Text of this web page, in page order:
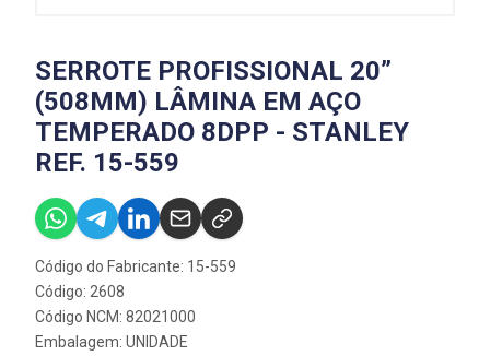
SERROTE PROFISSIONAL 20”
(508MM) LÂMINA EM AÇO
TEMPERADO 8DPP - STANLEY
REF. 15-559
Código do Fabricante: 15-559
Código: 2608
Código NCM: 82021000
Embalagem: UNIDADE